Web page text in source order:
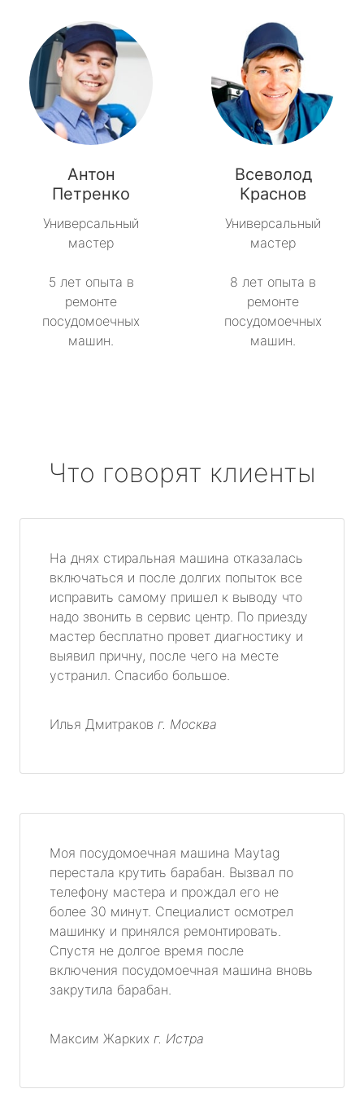
Антон
Петренко
Универсальный
мастер
5 лет опыта в
ремонте
посудомоечных
машин.
Всеволод
Краснов
Универсальный
мастер
8 лет опыта в
ремонте
посудомоечных
машин.
Что говорят клиенты
На днях стиральная машина отказалась
включаться и после долгих попыток все
исправить самому пришел к выводу что
надо звонить в сервис центр. По приезду
мастер бесплатно провет диагностику и
выявил причну, после чего на месте
устранил. Спасибо большое.
Илья Дмитраков г. Москва
Моя посудомоечная машина Maytag
перестала крутить барабан. Вызвал по
телефону мастера и прождал его не
более 30 минут. Специалист осмотрел
машинку и принялся ремонтировать.
Спустя не долгое время после
включения посудомоечная машина вновь
закрутила барабан.
Максим Жарких г. Истра